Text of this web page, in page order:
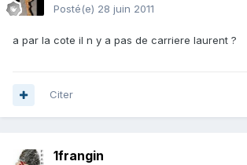
Posté(e) 28 juin 2011
a par la cote il n y a pas de carriere laurent ?
Citer
1frangin